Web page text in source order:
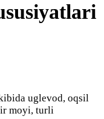
uglevod, oqsil
moyi, turli